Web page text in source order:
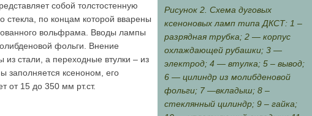
Рисунок 2. Схема дуговых
ксеноновых ламп типа ДКСТ: 1 –
разрядная трубка; 2 — корпус
охлаждающей рубашки; 3 —
электрод; 4 — втулка; 5 – вывод;
6 — цилиндр из молибденовой
фольги; 7 —вкладыш; 8 –
стеклянный цилиндр; 9 – гайка;
собой толстостенную
стекла, по концам которой вварены
вольфрама. Вводы лампы
фольги. Вне­ние
из стали, а переходные втулки – из
заполняется ксеноном, его
от 15 до 350 мм рт.ст.